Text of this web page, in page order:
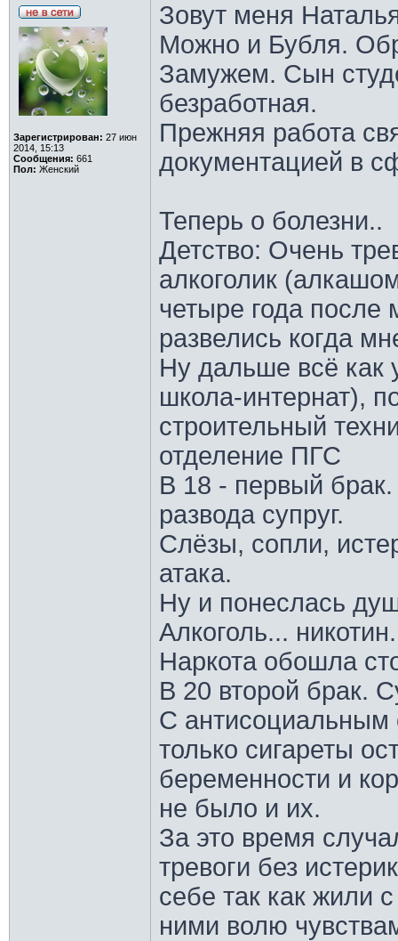
Зарегистрирован: 27 июн
2014, 15:13
Сообщения: 661
Пол: Женский
Зовут меня
Можно и Бубля.
Замужем. Сын
безработная.
Прежняя работа
документацией в
Теперь о болезни..
Детство: Очень
алкоголик
четыре года после
развелись когда
Ну дальше всё как
школа-интернат),
строительный
отделение ПГС
В 18 - первый
развода супруг.
Слёзы, сопли,
атака.
Ну и понеслась
Алкоголь...
Наркота обошла
В 20 второй брак.
С антисоциальным
только сигареты
беременности и
не было и их.
За это время
тревоги без
себе так как жили
ними волю